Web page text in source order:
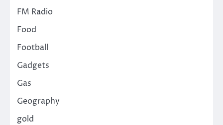
FM Radio
Food
Football
Gadgets
Gas
Geography
gold